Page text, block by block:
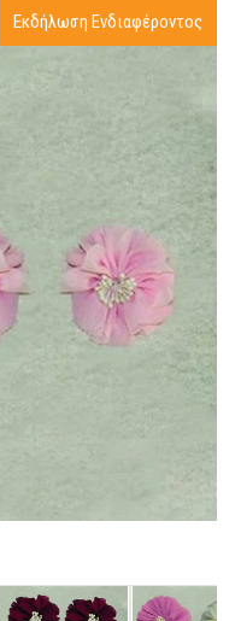
Εκδήλωση Ενδιαφέροντος